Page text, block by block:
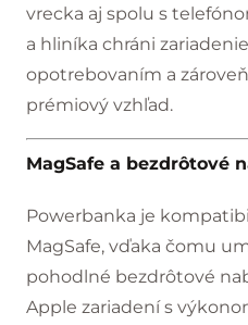
vrecka aj spolu s
a hliníka chráni
opotrebovaním a
prémiový vzhľad.
MagSafe a bezdrôtové
Powerbanka je
MagSafe, vďaka čomu
pohodlné bezdrôtové
Apple zariadení s